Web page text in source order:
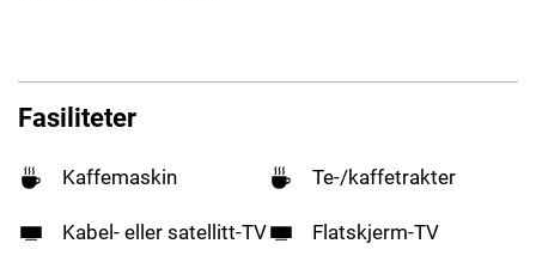
Fasiliteter
Kaffemaskin Te-/kaffetrakter
Kabel- eller satellitt-TV Flatskjerm-TV